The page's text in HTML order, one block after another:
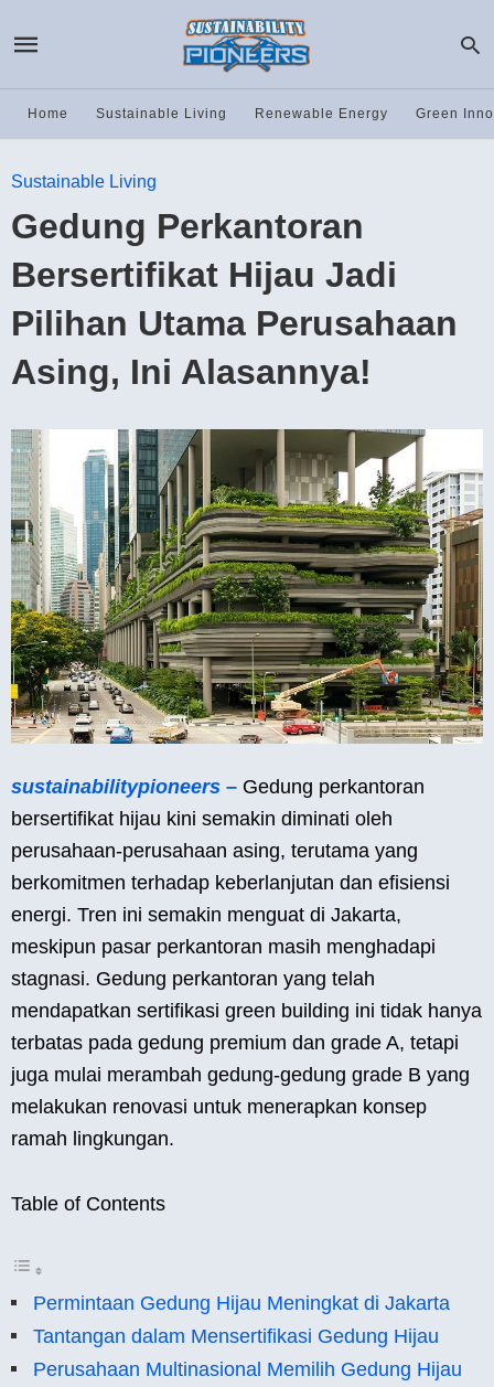
Home Sustainable Living Renewable Energy Green
Sustainable Living
Gedung Perkantoran
Bersertifikat Hijau Jadi
Pilihan Utama Perusahaan
Asing, Ini Alasannya!
sustainabilitypioneers – Gedung perkantoran
bersertifikat hijau kini semakin diminati oleh
perusahaan-perusahaan asing, terutama yang
berkomitmen terhadap keberlanjutan dan efisiensi
energi. Tren ini semakin menguat di Jakarta,
meskipun pasar perkantoran masih menghadapi
stagnasi. Gedung perkantoran yang telah
mendapatkan sertifikasi green building ini tidak hanya
terbatas pada gedung premium dan grade A, tetapi
juga mulai merambah gedung-gedung grade B yang
melakukan renovasi untuk menerapkan konsep
ramah lingkungan.
Table of Contents
Permintaan Gedung Hijau Meningkat di Jakarta
Tantangan dalam Mensertifikasi Gedung Hijau
Perusahaan Multinasional Memilih Gedung Hijau